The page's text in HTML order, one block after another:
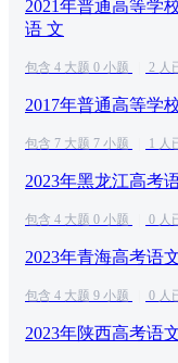
2021年普通高等学
语 文
包含 4 大题 0 小题 2 人
2017年普通高等学
包含 7 大题 7 小题 1 人
2023年黑龙江高考
包含 4 大题 0 小题 0 人
2023年青海高考语
包含 4 大题 9 小题 0 人
2023年陕西高考语